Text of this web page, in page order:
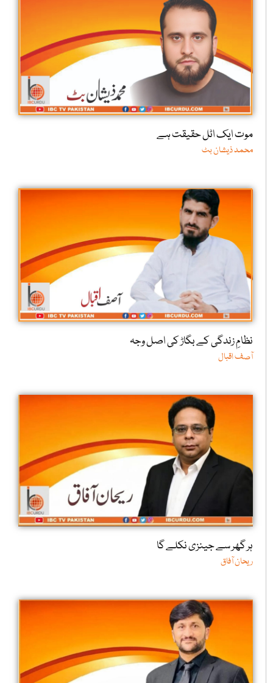
موت ایک اٹل حقیقت ہے
محمد ذیشان بٹ
نظامِ زندگی کے بگاڑ کی اصل وجہ
آصف اقبال
ہر گھر سے جینزی نکلے گا
ریحان آفاق